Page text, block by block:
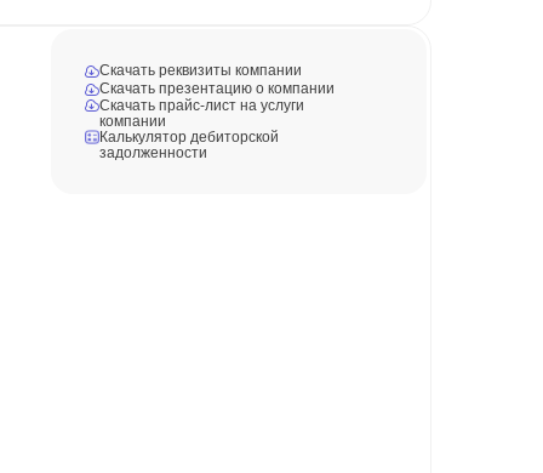
Скачать реквизиты компании
Скачать презентацию о компании
Скачать прайс-лист на услуги
компании
Калькулятор дебиторской
задолженности